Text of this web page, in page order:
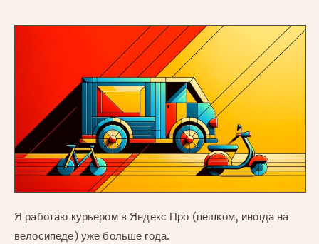
Я работаю курьером в Яндекс Про (пешком, иногда на
велосипеде) уже больше года.